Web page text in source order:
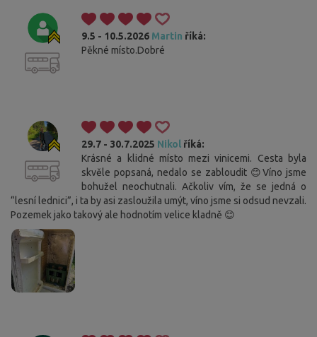
9.5 - 10.5.2026 Martin říká:
Pěkné místo.Dobré
29.7 - 30.7.2025 Nikol říká:
Krásné a klidné místo mezi vinicemi. Cesta byla
skvěle popsaná, nedalo se zabloudit 😊Víno jsme
bohužel neochutnali. Ačkoliv vím, že se jedná o
“lesní lednici”, i ta by asi zasloužila umýt, víno jsme si odsud nevzali.
Pozemek jako takový ale hodnotím velice kladně 😊